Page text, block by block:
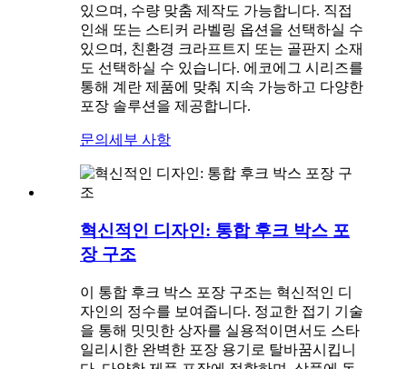
있으며, 수량 맞춤 제작도 가능합니다. 직접
인쇄 또는 스티커 라벨링 옵션을 선택하실 수
있으며, 친환경 크라프트지 또는 골판지 소재
도 선택하실 수 있습니다. 에코에그 시리즈를
통해 계란 제품에 맞춰 지속 가능하고 다양한
포장 솔루션을 제공합니다.
문의 세부 사항
혁신적인 디자인: 통합 후크 박스 포
장 구조
이 통합 후크 박스 포장 구조는 혁신적인 디
자인의 정수를 보여줍니다. 정교한 접기 기술
을 통해 밋밋한 상자를 실용적이면서도 스타
일리시한 완벽한 포장 용기로 탈바꿈시킵니